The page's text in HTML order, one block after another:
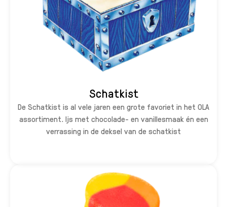
Schatkist
De Schatkist is al vele jaren een grote favoriet in het OLA
assortiment. Ijs met chocolade- en vanillesmaak én een
verrassing in de deksel van de schatkist